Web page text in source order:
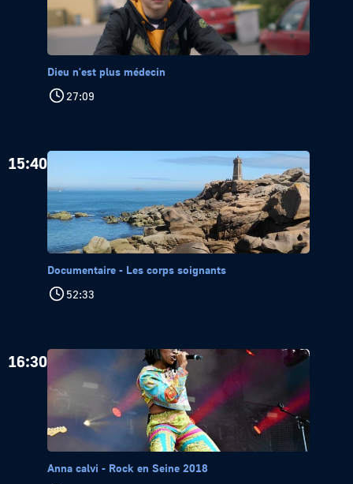
Dieu n'est plus médecin
27:09
15:40
Documentaire - Les corps soignants
52:33
16:30
Anna calvi - Rock en Seine 2018